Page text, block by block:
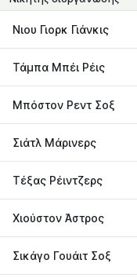
Νιου Γιορκ Γιάνκις
Τάμπα Μπέι Ρέις
Μπόστον Ρεντ Σοξ
Σιάτλ Μάρινερς
Τέξας Ρέιντζερς
Χιούστον Άστρος
Σικάγο Γουάιτ Σοξ